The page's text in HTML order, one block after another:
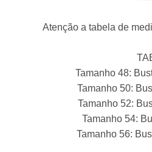
Atenção a tabela de
Tamanho 48:
Tamanho 50:
Tamanho 52:
Tamanho 54:
Tamanho 56: